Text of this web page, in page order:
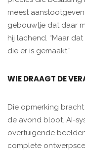
meest
gebouwtje dat daar
hij lachend. “Maar
die er is gemaakt.”
WIE DRAAGT DE
Die opmerking
de avond bloot. AI-
overtuigende
complete